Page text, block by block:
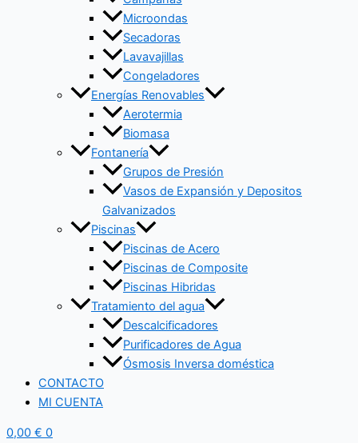
Microondas
Secadoras
Lavavajillas
Congeladores
Energías Renovables
Aerotermia
Biomasa
Fontanería
Grupos de Presión
Vasos de Expansión y Depositos
Galvanizados
Piscinas
Piscinas de Acero
Piscinas de Composite
Piscinas Hibridas
Tratamiento del agua
Descalcificadores
Purificadores de Agua
Ósmosis Inversa doméstica
CONTACTO
MI CUENTA
0,00 € 0